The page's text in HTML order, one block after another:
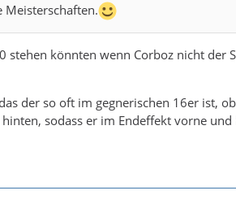
Meisterschaften.
stehen könnten wenn Corboz nicht der
der so oft im gegnerischen 16er ist,
sodass er im Endeffekt vorne und